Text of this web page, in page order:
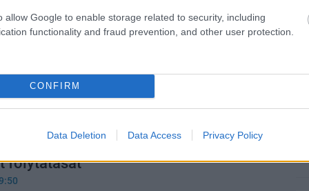
allow Google to enable storage related to security, including
functionality and fraud prevention, and other user protection.
CONFIRM
Data Deletion Data Access Privacy Policy
moziszezon legmenőbb popcornos
új divatot teremtett.
rész sem jelent meg, de már
az élőszereplős Így neveld a
folytatását